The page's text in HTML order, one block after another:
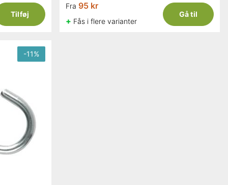
Tilføj
Fra 95 kr
+ Fås i flere varianter
Gå til
-11%